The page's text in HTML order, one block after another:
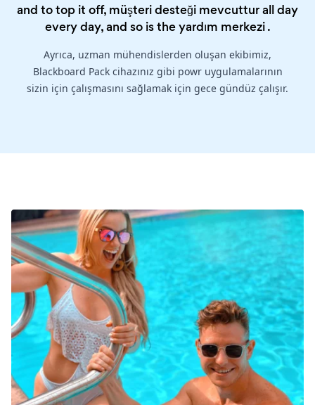
and to top it off, müşteri desteği mevcuttur all day
every day, and so is theyardım merkezi.
Ayrıca, uzman mühendislerden oluşan ekibimiz,
Blackboard Pack cihazınız gibi powr uygulamalarının
sizin için çalışmasını sağlamak için gece gündüz çalışır.